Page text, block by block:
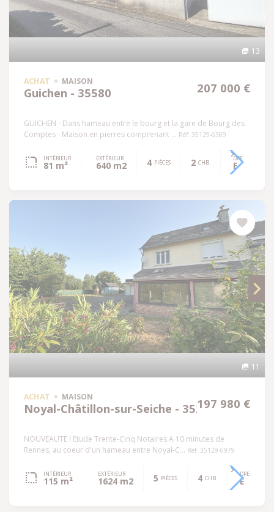
13
ACHAT MAISON
Guichen - 35580 207 000 €
GUICHEN - Dans hameau entre le bourg et la gare de Bourg des
Comptes - Maison en pierres comprenant ... Réf: 35129-6369
INTÉRIEUR
81 m²
EXTÉRIEUR
640 m2 4 PIÈCES 2 CHB. DPE
E
11
ACHAT MAISON
Noyal-Châtillon-sur-Seiche - 35230197 980 €
NOUVEAUTE ! Etude Trente-Cinq Notaires A 10 minutes de
Rennes, au coeur d'un hameau entre Noyal-C... Réf: 35129-6979
INTÉRIEUR
115 m²
EXTÉRIEUR
1624 m2 5 PIÈCES 4 CHB. DPE
E